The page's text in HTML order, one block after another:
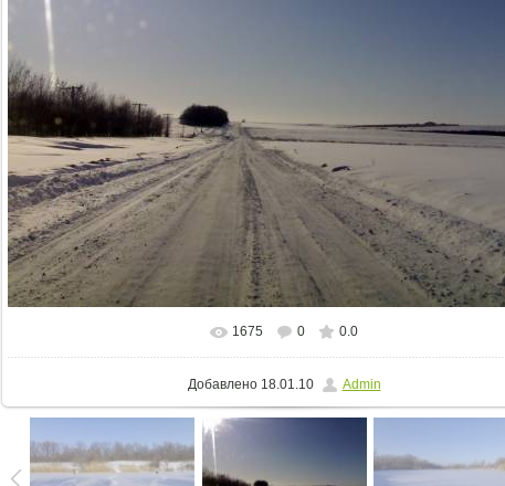
В реальном размере 1500x1125
1675 0 0.0
Добавлено18.01.10 Admin